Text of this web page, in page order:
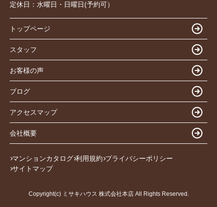
定休日： 水曜日・日曜日(予約可）
トップページ
スタッフ
お客様の声
ブログ
アクセスマップ
会社概要
マンションカタログ 利用規約 プライバシーポリシー
サイトマップ
Copyright(c) ミサキハウス 株式会社本店 All Rights Reserved.